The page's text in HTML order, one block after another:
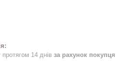
14 днів за рахунок покупця